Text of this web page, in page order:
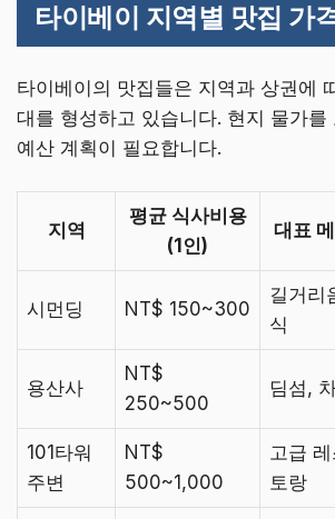
타이베이 지역별 맛집 가
타이베이의 맛집들은 지역과 상권에
대를 형성하고 있습니다. 현지 물가를
예산 계획이 필요합니다.
지역
평균 식사비용
(1인)
대표
시먼딩 NT$ 150~300
길거리
식
용산사
NT$
250~500
딤섬,
101타워
주변
NT$
500~1,000
고급 레
토랑